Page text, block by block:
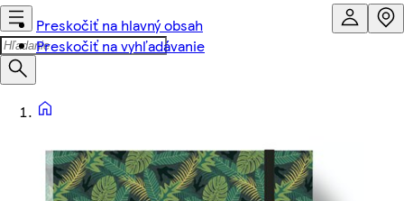
Preskočiť na hlavný obsah
Preskočiť na vyhľadávanie